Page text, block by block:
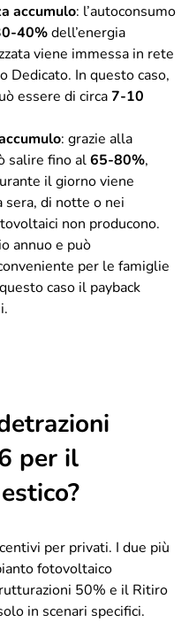
accumulo: l’autoconsumo
40%dell’energia
viene immessa in rete
Dedicato. In questo caso,
essere di circa7-10
: grazie alla
salire fino al65-80%,
il giorno viene
sera, di notte o nei
non producono.
annuo e può
per le famiglie
caso il payback
per il
per privati. I due più
fotovoltaico
50% e il Ritiro
in scenari specifici.